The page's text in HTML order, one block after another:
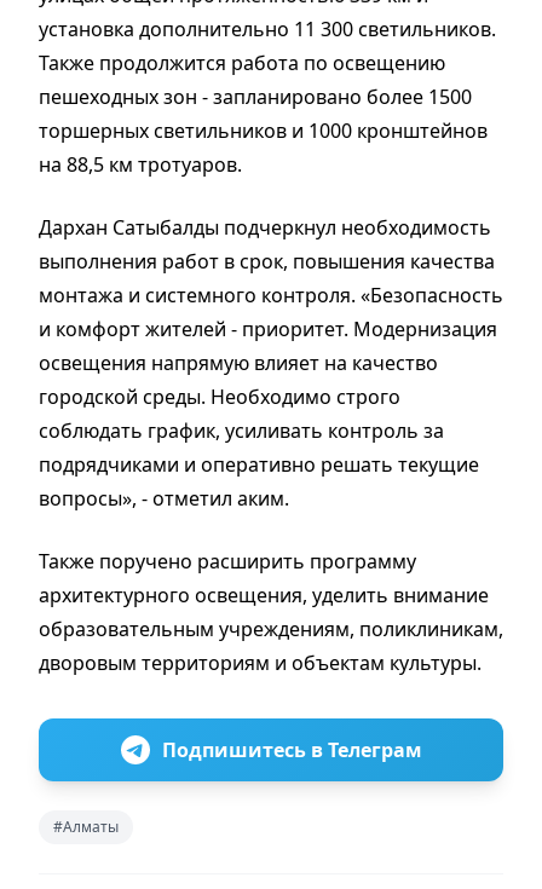
установка дополнительно 11 300 светильников.
Также продолжится работа по освещению
пешеходных зон - запланировано более 1500
торшерных светильников и 1000 кронштейнов
на 88,5 км тротуаров.
Дархан Сатыбалды подчеркнул необходимость
выполнения работ в срок, повышения качества
монтажа и системного контроля. «Безопасность
и комфорт жителей - приоритет. Модернизация
освещения напрямую влияет на качество
городской среды. Необходимо строго
соблюдать график, усиливать контроль за
подрядчиками и оперативно решать текущие
вопросы», - отметил аким.
Также поручено расширить программу
архитектурного освещения, уделить внимание
образовательным учреждениям, поликлиникам,
дворовым территориям и объектам культуры.
Подпишитесь в Телеграм
#Алматы